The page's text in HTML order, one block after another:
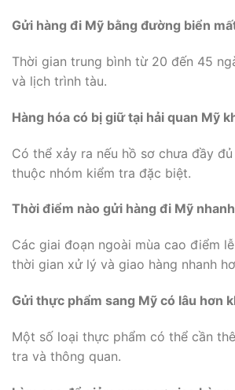
Gửi hàng đi Mỹ bằng đường biển
Thời gian trung bình từ 20 đến 45
và lịch trình tàu.
Hàng hóa có bị giữ tại hải quan Mỹ
Có thể xảy ra nếu hồ sơ chưa đầy
thuộc nhóm kiểm tra đặc biệt.
Thời điểm nào gửi hàng đi Mỹ
Các giai đoạn ngoài mùa cao điểm
thời gian xử lý và giao hàng nhanh
Gửi thực phẩm sang Mỹ có lâu hơn
Một số loại thực phẩm có thể cần
tra và thông quan.